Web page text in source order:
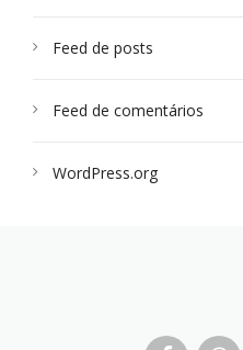
Feed de posts
Feed de comentários
WordPress.org